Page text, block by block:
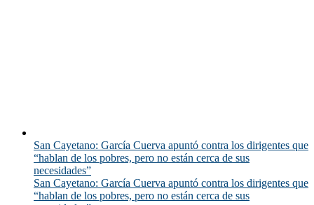
San Cayetano: García Cuerva apuntó contra los dirigentes que
“hablan de los pobres, pero no están cerca de sus
necesidades”
San Cayetano: García Cuerva apuntó contra los dirigentes que
“hablan de los pobres, pero no están cerca de sus